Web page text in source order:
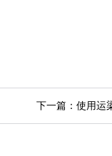
下一篇：使用运